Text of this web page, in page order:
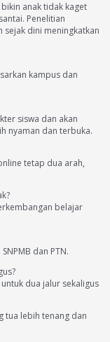
anak tidak kaget
Penelitian
sejak dini meningkatkan
kampus dan
siswa dan akan
nyaman dan terbuka.
tetap dua arah,
belajar
dan PTN.
dua jalur sekaligus
tua lebih tenang dan